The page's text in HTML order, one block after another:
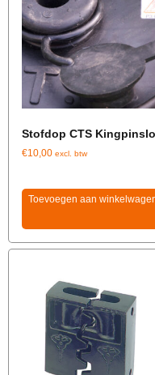
Stofdop CTS
€10,00 excl. btw
Toevoegen aan